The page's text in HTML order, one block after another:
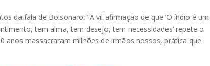
da fala de Bolsonaro. “A vil afirmação de que ‘O índio é um
tem alma, tem desejo, tem necessidades’ repete o
anos massacraram milhões de irmãos nossos, prática que